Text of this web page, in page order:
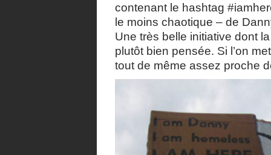
contenant le hashtag
le moins chaotique – de
Une très belle initiative dont
plutôt bien pensée. Si l’on
tout de même assez proche